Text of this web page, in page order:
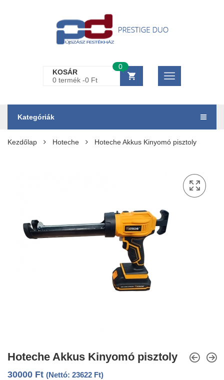
KOSÁR
0 termék -0 Ft
0
Kategóriák
Kezdőlap Hoteche Hoteche Akkus Kinyomó pisztoly
Hoteche Akkus Kinyomó pisztoly
30000 Ft (Nettó: 23622 Ft)